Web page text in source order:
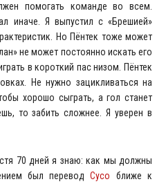
помогать команде во всем.
иначе. Я выпустил с «Брешией»
Но Пёнтек тоже может
не может постоянно искать его
в короткий пас низом. Пёнтек
Не нужно зацикливаться на
хорошо сыграть, а гол станет
то забить сложнее. Я уверен в
70 дней я знаю: как мы должны
был переводСусо ближе к